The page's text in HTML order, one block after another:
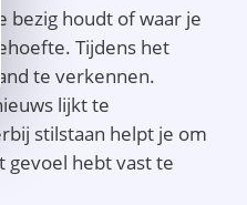
bezig houdt of waar je
Tijdens het
te verkennen.
lijkt te
stilstaan helpt je om
gevoel hebt vast te